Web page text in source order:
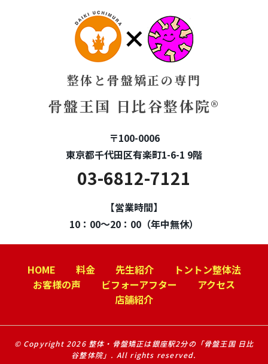
整体と骨盤矯正の専門
骨盤王国 日比谷整体院®
〒100-0006
東京都千代田区有楽町1-6-1 9階
03-6812-7121
【営業時間】
10：00～20：00（年中無休）
HOME 料金 先生紹介
トントン整体法
お客様の声
ビフォーアフター
アクセス
店舗紹介
© Copyright 2026 整体・骨盤矯正は銀座駅2分の「骨盤王国 日比
谷整体院」. All rights reserved.